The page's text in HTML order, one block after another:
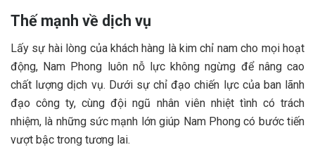
Thế mạnh về dịch vụ
Lấy sự hài lòng của khách hàng là kim chỉ nam cho mọi hoạt
động, Nam Phong luôn nỗ lực không ngừng để nâng cao
chất lượng dịch vụ. Dưới sự chỉ đạo chiến lực của ban lãnh
đạo công ty, cùng đội ngũ nhân viên nhiệt tình có trách
nhiệm, là những sức mạnh lớn giúp Nam Phong có bước tiến
vượt bậc trong tương lai.